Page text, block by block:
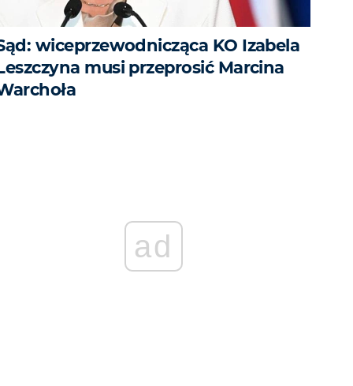
wiceprzewodnicząca KO Izabela
musi przeprosić Marcina
ad